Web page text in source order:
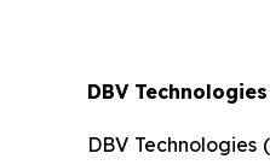
DBV
DBV